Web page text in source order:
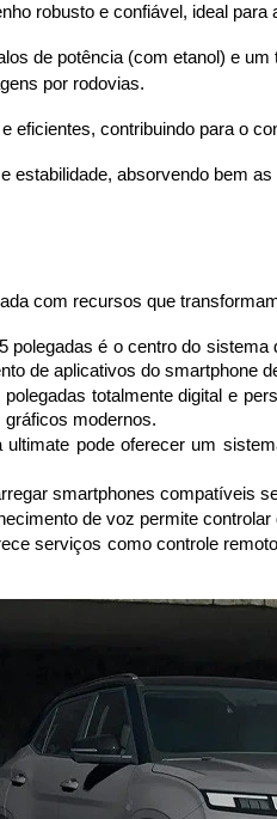
robusto e confiável, ideal
de potência (com etanol) e
por rodovias.
contribuindo para o
absorvendo bem
com recursos que
polegadas é o centro do
de aplicativos do smartphone
totalmente digital e
modernos.
pode oferecer um
smartphones compatíveis
de voz permite
serviços como controle